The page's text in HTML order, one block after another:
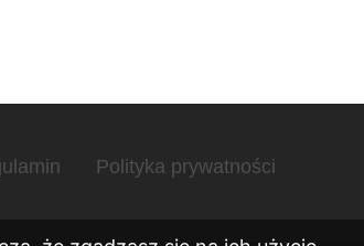
Polityka prywatności